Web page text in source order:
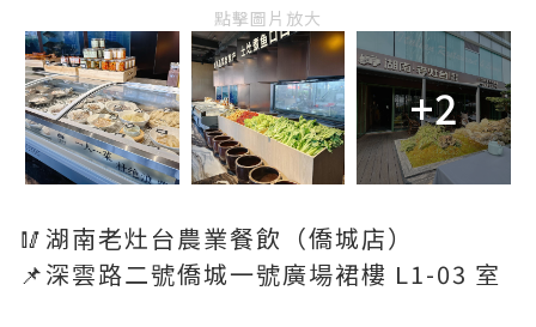
點擊圖片放大
+2
🥢湖南老灶台農業餐飲（僑城店）
📌深雲路二號僑城一號廣場裙樓 L1-03 室